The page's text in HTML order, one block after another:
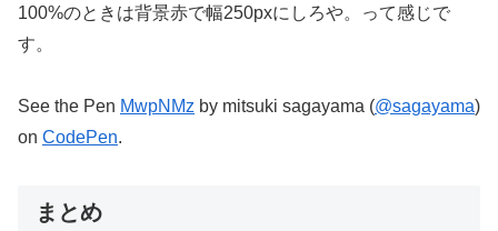
100%のときは背景赤で幅250pxにしろや。って感じで
す。
See the Pen MwpNMz by mitsuki sagayama (@sagayama)
on CodePen.
まとめ